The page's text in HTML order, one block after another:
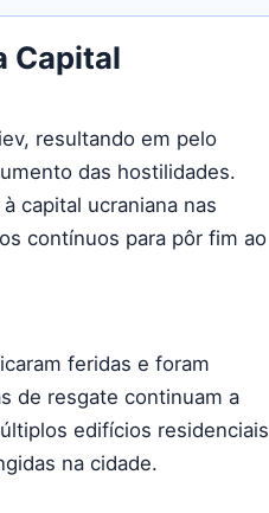
Capital
resultando em pelo
das hostilidades.
capital ucraniana nas
contínuos para pôr fim ao
feridas e foram
de resgate continuam a
edifícios residenciais
na cidade.